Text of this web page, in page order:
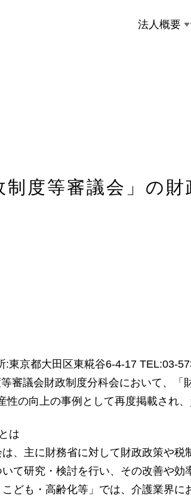
法人概要
制度等審議会」の
京都大田区東糀谷6-4-17 TEL:03-
審議会財政制度分科会において、
性の向上の事例として再度掲載され
は
、主に財務省に対して財政政策や
て研究・検討を行い、その改善や効
も・高齢化等」では、介護業界に